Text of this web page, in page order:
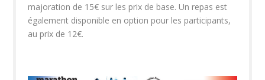
majoration de 15€ sur les prix de base. Un repas est
également disponible en option pour les participants,
au prix de 12€.